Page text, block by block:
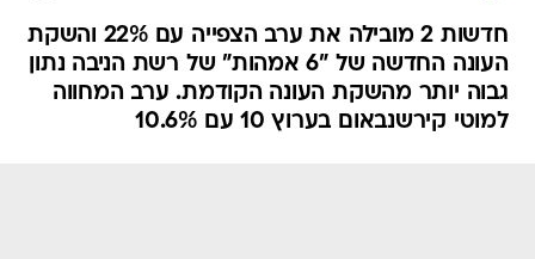
חדשות 2 מובילה את ערב הצפייה עם 22% והשקת
העונה החדשה של "6 אמהות" של רשת הניבה נתון
גבוה יותר מהשקת העונה הקודמת. ערב המחווה
למוטי קירשנבאום בערוץ 10 עם 10.6%